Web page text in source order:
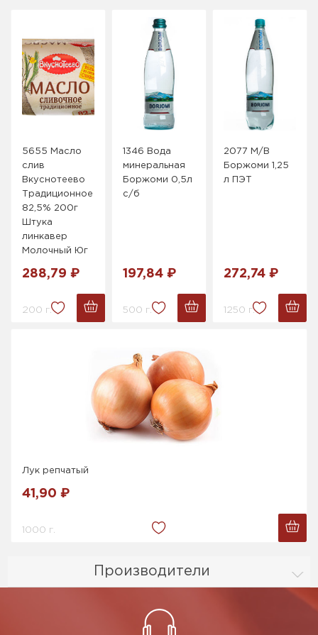
Производители
5655 Масло
слив
Вкуснотеево
Традиционное
82,5% 200г
Штука
линкавер
Молочный Юг
288,79 ₽
200 г.
1346 Вода
минеральная
Боржоми 0,5л
с/б
197,84 ₽
500 г.
2077 М/В
Боржоми 1,25
л ПЭТ
272,74 ₽
1250 г.
Лук репчатый
41,90 ₽
1000 г.